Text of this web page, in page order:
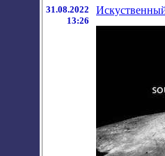
31.08.2022
13:26